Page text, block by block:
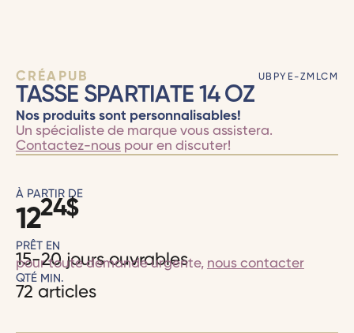
CRÉAPUB UBPYE-ZMLCM
TASSE SPARTIATE 14 OZ
Nos produits sont personnalisables!
Un spécialiste de marque vous assistera.
Contactez-nouspour en discuter!
À PARTIR DE
1224$
PRÊT EN
15-20 jours ouvrables
pour toute demande urgente, nous contacter
QTÉ MIN.
72 articles